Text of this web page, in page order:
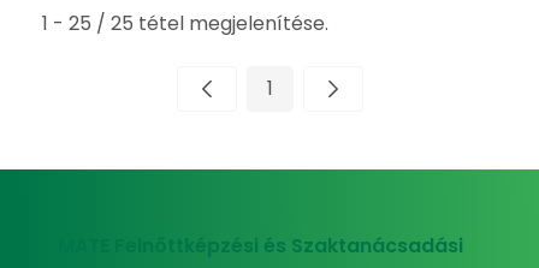
1 - 25 / 25 tétel megjelenítése.
Oldal
1
MATE Felnőttképzési és Szaktanácsadási